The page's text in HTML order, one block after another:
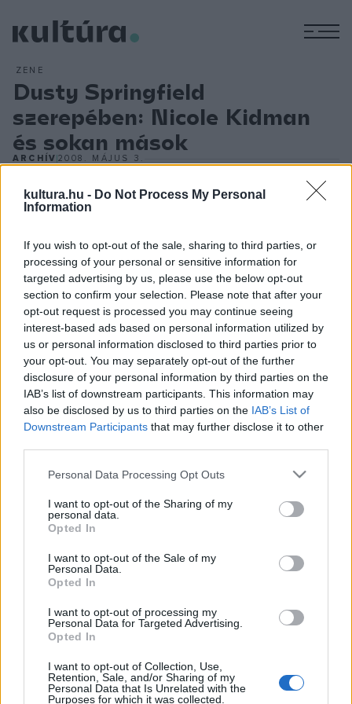
kultura.hu - Do Not Process My Personal
Information
If you wish to opt-out of the sale, sharing to third parties, or
processing of your personal or sensitive information for
targeted advertising by us, please use the below opt-out
section to confirm your selection. Please note that after your
opt-out request is processed you may continue seeing
interest-based ads based on personal information utilized by
us or personal information disclosed to third parties prior to
your opt-out. You may separately opt-out of the further
disclosure of your personal information by third parties on the
IAB’s list of downstream participants. This information may
also be disclosed by us to third parties on the IAB’s List of
Downstream Participants that may further disclose it to other
Please note that this website/app uses one or more Google
not limited to your visit or usage behaviour. You may click to
grant or deny consent to Google and its third-party tags to
use your data for below specified purposes in below Google
consent section.
Personal Data Processing Opt Outs
I want to opt-out of the Sharing of my
personal data.
Opted In
I want to opt-out of the Sale of my
Personal Data.
Opted In
I want to opt-out of processing my
Personal Data for Targeted Advertising.
Opted In
I want to opt-out of Collection, Use,
Retention, Sale, and/or Sharing of my
Personal Data that Is Unrelated with the
Purposes for which it was collected.
ZENE
Dusty Springfield
szerepében: Nicole Kidman
és sokan mások
ARCHÍV2008. MÁJUS 3.
élők sorából, halálának tizedik évfordulójára több különböző
az egyik alkotás a Blossom Films égisze alatt készül el,
főszereplője Nicole Kidman lesz, aki a Michael Cunningham
forgatókönyvéből készülő mozi produceri feladatait is
magára vállalta. Cunningham és Kidman legutóbb az
Órákban dolgoztak együtt, az a film Oscar-díjat hozott a
színésznőnek.
Ugyanakkor a Universal is bejelentette, hogy tervbe vette
saját Springfield-életrajzának elkészítését, amelyben az
amelynek főszerepét Madonna vállalná szívesen magára,
igaz, itt még meglehetősen korai fázisában járnak az
előkészületek.